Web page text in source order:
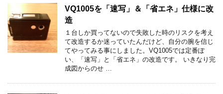
VQ1005を「速写」＆「省エネ」仕様に改
造
１台しか買ってないので失敗した時のリスクを考え
て改造するか迷っていたんだけど、自分の腕を信じ
てやってみる事にしました。VQ1005では定番ぽ
い、「速写」と「省エネ」の改造です。 いきなり完
成図からのせ …